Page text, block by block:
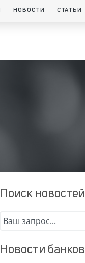
НОВОСТИ СТАТЬИ
Поиск новостей
Новости банков